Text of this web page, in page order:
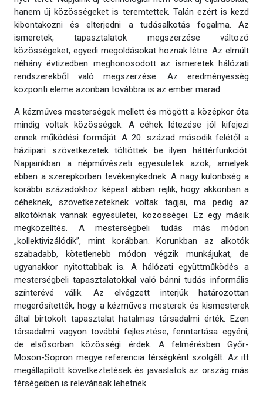
hanem új közösségeket is teremtettek. Talán ezért is kezd
kibontakozni és elterjedni a tudásalkotás fogalma. Az
ismeretek, tapasztalatok megszerzése változó
közösségeket, egyedi megoldásokat hoznak létre. Az elmúlt
néhány évtizedben meghonosodott az ismeretek hálózati
rendszerekből való megszerzése. Az eredményesség
központi eleme azonban továbbra is az ember marad.
A kézműves mesterségek mellett és mögött a középkor óta
mindig voltak közösségek. A céhek létezése jól kifejezi
ennek működési formáját. A 20. század második felétől a
háziipari szövetkezetek töltöttek be ilyen háttérfunkciót.
Napjainkban a népművészeti egyesületek azok, amelyek
ebben a szerepkörben tevékenykednek. A nagy különbség a
korábbi századokhoz képest abban rejlik, hogy akkoriban a
céheknek, szövetkezeteknek voltak tagjai, ma pedig az
alkotóknak vannak egyesületei, közösségei. Ez egy másik
megközelítés. A mesterségbeli tudás más módon
„kollektivizálódik”, mint korábban. Korunkban az alkotók
szabadabb, kötetlenebb módon végzik munkájukat, de
ugyanakkor nyitottabbak is. A hálózati együttműködés a
mesterségbeli tapasztalatokkal való bánni tudás informális
színterévé válik. Az elvégzett interjúk határozottan
megerősítették, hogy a kézműves mesterek és kismesterek
által birtokolt tapasztalat hatalmas társadalmi érték. Ezen
társadalmi vagyon további fejlesztése, fenntartása egyéni,
de elsősorban közösségi érdek. A felmérésben Győr-
Moson-Sopron megye referencia térségként szolgált. Az itt
megállapított következtetések és javaslatok az ország más
térségeiben is relevánsak lehetnek.